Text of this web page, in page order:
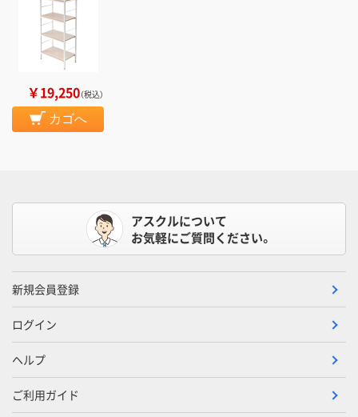
￥19,250（税込）
カゴへ
アスクルについて
お気軽にご質問ください。
新規会員登録
ログイン
ヘルプ
ご利用ガイド